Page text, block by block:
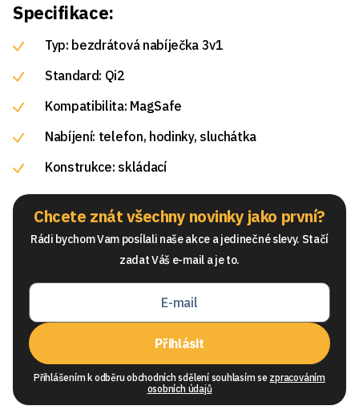
Specifikace:
Typ: bezdrátová nabíječka 3v1
Standard: Qi2
Kompatibilita: MagSafe
Nabíjení: telefon, hodinky, sluchátka
Konstrukce: skládací
Chcete znát všechny novinky jako první?
Rádi bychom Vam posílali naše akce a jedinečné slevy. Stačí
zadat Váš e-mail a je to.
Přihlásit
Přihlášením k odběru obchodních sdělení souhlasím se zpracováním
osobních údajů